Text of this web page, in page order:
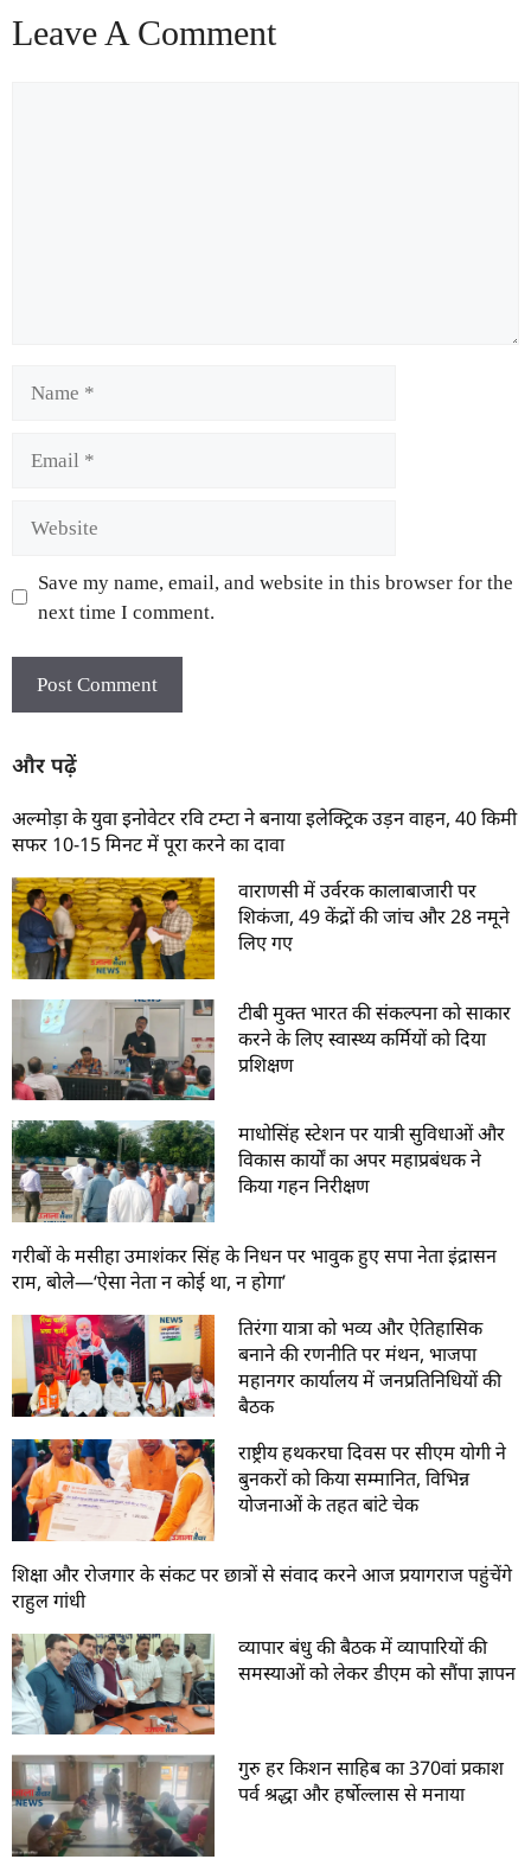
Leave A Comment
Save my name, email, and website in this browser for the
next time I comment.
और पढ़ें
अल्मोड़ा के युवा इनोवेटर रवि टम्टा ने बनाया इलेक्ट्रिक उड़न वाहन, 40 किमी
सफर 10-15 मिनट में पूरा करने का दावा
वाराणसी में उर्वरक कालाबाजारी पर
शिकंजा, 49 केंद्रों की जांच और 28 नमूने
लिए गए
टीबी मुक्त भारत की संकल्पना को साकार
करने के लिए स्वास्थ्य कर्मियों को दिया
प्रशिक्षण
माधोसिंह स्टेशन पर यात्री सुविधाओं और
विकास कार्यों का अपर महाप्रबंधक ने
किया गहन निरीक्षण
गरीबों के मसीहा उमाशंकर सिंह के निधन पर भावुक हुए सपा नेता इंद्रासन
राम, बोले—‘ऐसा नेता न कोई था, न होगा’
तिरंगा यात्रा को भव्य और ऐतिहासिक
बनाने की रणनीति पर मंथन, भाजपा
महानगर कार्यालय में जनप्रतिनिधियों की
बैठक
राष्ट्रीय हथकरघा दिवस पर सीएम योगी ने
बुनकरों को किया सम्मानित, विभिन्न
योजनाओं के तहत बांटे चेक
शिक्षा और रोजगार के संकट पर छात्रों से संवाद करने आज प्रयागराज पहुंचेंगे
राहुल गांधी
व्यापार बंधु की बैठक में व्यापारियों की
समस्याओं को लेकर डीएम को सौंपा ज्ञापन
गुरु हर किशन साहिब का 370वां प्रकाश
पर्व श्रद्धा और हर्षोल्लास से मनाया